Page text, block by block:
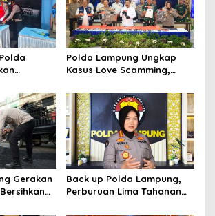
dan
Polda Lampung Ungkap
Kasus Love Scamming,
Rp1,4 Miliar
Gerakan
Back up Polda Lampung,
Perburuan Lima Tahanan